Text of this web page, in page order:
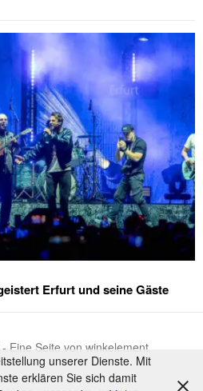
Erfurt und seine Gäste
Eine Seite von winkelement
unserer Dienste. Mit
erklären Sie sich damit